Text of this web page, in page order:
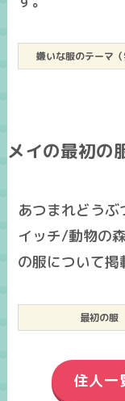
嫌いな服のテーマ（
メイの最初の
あつまれどう
イッチ/動物の
の服について掲
最初の服
住人一